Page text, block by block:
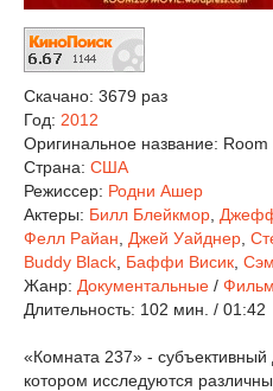
Скачано: 3679 раз
Год: 2012
Оригинальное название: Room
Страна: США
Режиссер: Родни Ашер
Актеры: Билл Блейкмор
Фелл Райан
Джей Уайднер
Buddy Black Баффи Висик
Жанр: Документальные /
Длительность: 102 мин. / 01:42
«Комната 237» -
котором исследуются